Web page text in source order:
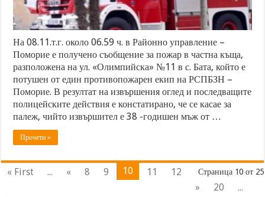
На 08.11.т.г. около 06.59 ч. в Районно управление –
Поморие е получено съобщение за пожар в частна къща,
разположена на ул. «Олимпийска» №11 в с. Бата, който е
потушен от един противопожарен екип на РСПБЗН –
Поморие. В резултат на извършения оглед и последващите
полицейските действия е констатирано, че се касае за
палеж, чийто извършител е 38 -годишен мъж от …
Прочети »
Страница 10 от 25
« First ... « 8 9 10 11
12
»
20
...